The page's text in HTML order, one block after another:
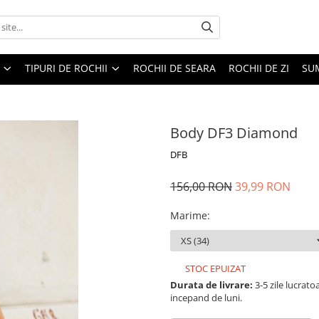
TIPURI DE ROCHII ROCHII DE SEARA ROCHII DE ZI
Body DF3 Diamond
DFB
156,00 RON39,99 RON
Marime:
STOC EPUIZAT
Durata de livrare: 3-5 zile
incepand de luni.